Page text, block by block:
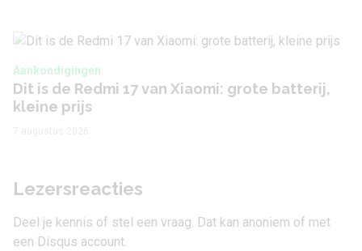
Aankondigingen
Dit is de Redmi 17 van Xiaomi: grote batterij,
kleine prijs
Lezersreacties
Deel je kennis of stel een vraag. Dat kan anoniem of met
een Disqus account.